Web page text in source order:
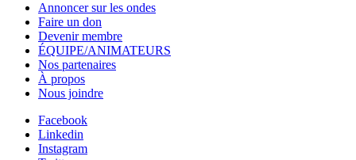
Annoncer sur les ondes
Faire un don
Devenir membre
ÉQUIPE/ANIMATEURS
Nos partenaires
À propos
Nous joindre
Facebook
Linkedin
Instagram